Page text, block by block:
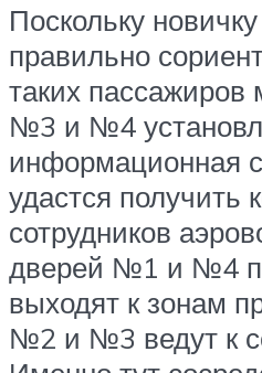
Поскольку
правильно
таких
№3 и №4
информационная
удастся получить
сотрудников
дверей №1 и №4
выходят к зонам
№2 и №3 ведут к